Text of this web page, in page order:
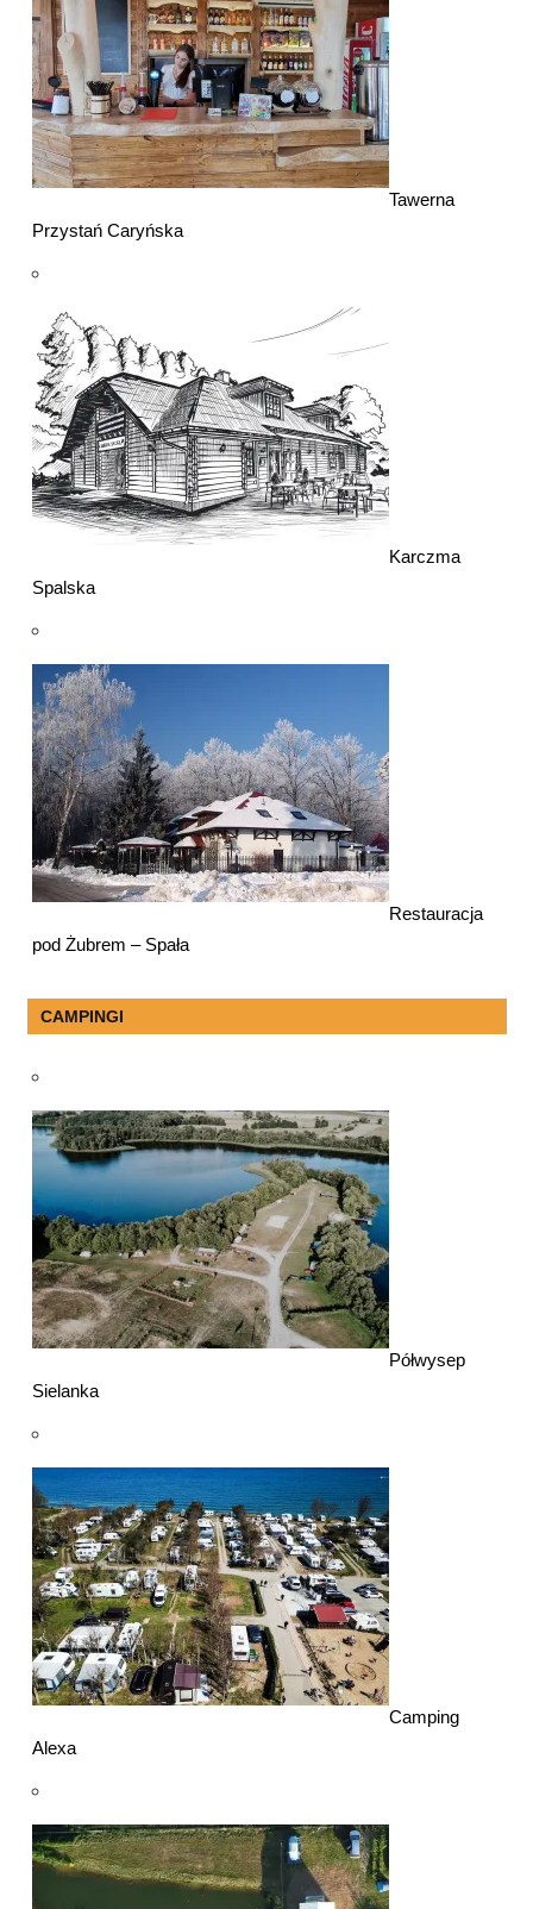
Tawerna
Przystań Caryńska
Karczma
Spalska
Restauracja
pod Żubrem – Spała
CAMPINGI
Półwysep
Sielanka
Camping
Alexa